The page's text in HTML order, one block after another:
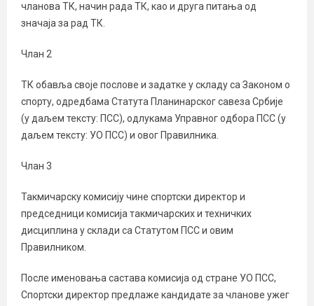
чланова ТК, начин рада ТК, као и друга питања од
значаја за рад ТК.
Члан 2
ТК обавља своје послове и задатке у складу са Законом о
спорту, одредбама Статута Планинарског савеза Србије
(у даљем тексту: ПСС), одлукама Управног одбора ПСС (у
даљем тексту: УО ПСС) и овог Правилника.
Члан 3
Такмичарску комисију чине спортски директор и
председници комисија такмичарских и техничких
дисциплина у склади са Статутом ПСС и овим
Правилником.
После именовања састава комисија од стране УО ПСС,
Спортски директор предлаже кандидате за чланове ужег